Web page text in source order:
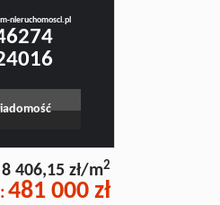
nieruchomosci.pl
8 406,15 zł/m2
481 000 zł